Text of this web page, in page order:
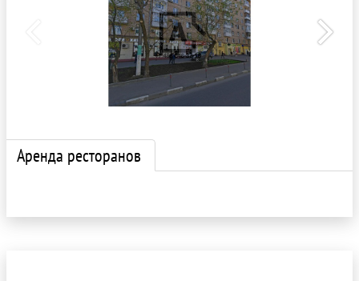
Аренда ресторанов